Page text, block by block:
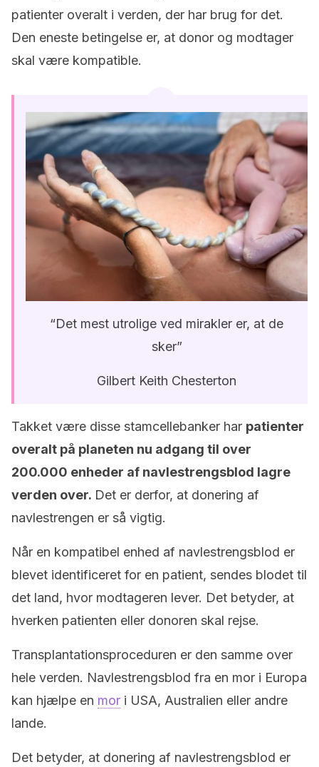
patienter overalt i verden, der har brug for det.
Den eneste betingelse er, at donor og modtager
skal være kompatible.
“Det mest utrolige ved mirakler er, at de
sker”
Gilbert Keith Chesterton
Takket være disse stamcellebanker har patienter
overalt på planeten nu adgang til over
200.000 enheder af navlestrengsblod lagre
verden over. Det er derfor, at donering af
navlestrengen er så vigtig.
Når en kompatibel enhed af navlestrengsblod er
blevet identificeret for en patient, sendes blodet til
det land, hvor modtageren lever. Det betyder, at
hverken patienten eller donoren skal rejse.
Transplantationsproceduren er den samme over
hele verden. Navlestrengsblod fra en mor i Europa
kan hjælpe en mor i USA, Australien eller andre
lande.
Det betyder, at donering af navlestrengsblod er